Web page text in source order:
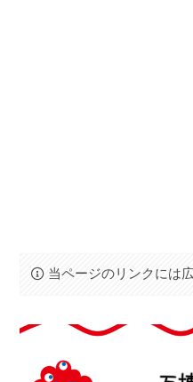
当ページのリンクには